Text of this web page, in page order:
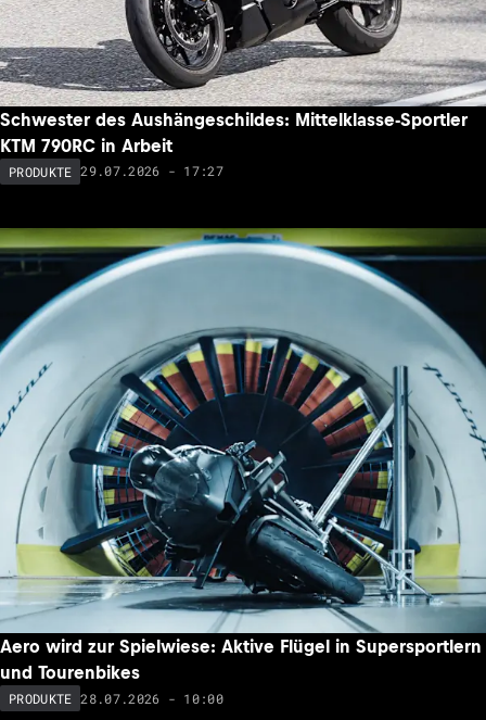
Schwester des Aushängeschildes: Mittelklasse-Sportler
KTM 790RC in Arbeit
PRODUKTE 29.07.2026 - 17:27
Aero wird zur Spielwiese: Aktive Flügel in Supersportlern
und Tourenbikes
PRODUKTE 28.07.2026 - 10:00